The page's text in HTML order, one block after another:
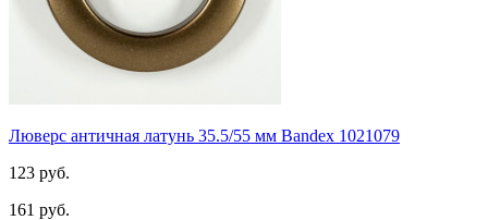
Люверс античная латунь 35.5/55 мм Bandex 1021079
123 руб.
161 руб.